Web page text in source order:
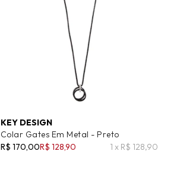
KEY DESIGN
Colar Gates Em Metal - Preto
R$ 170,00R$ 128,90 1 x R$ 128,90